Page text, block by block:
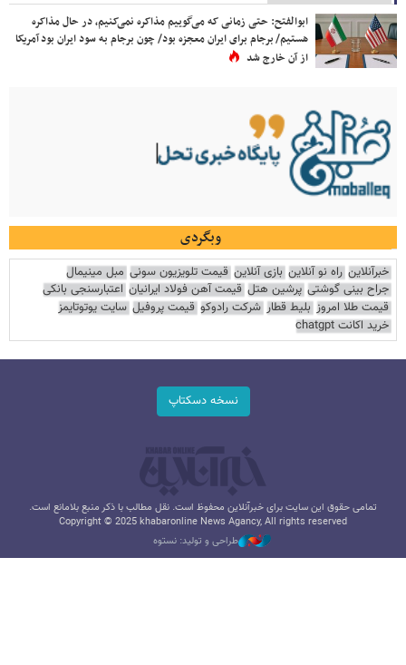
ابوالفتح: حتی زمانی که می‌گوییم مذاکره نمی‌کنیم، در حال مذاکره
هستیم/ برجام برای ایران معجزه بود/ چون برجام به سود ایران بود آمریکا
از آن خارج شد
وبگردی
خبرآنلاین راه نو آنلاین بازی آنلاین قیمت تلویزیون سونی مبل مینیمال
جراح بینی گوشتی پرشین هتل قیمت آهن فولاد ایرانیان اعتبارسنجی بانکی
قیمت طلا امروز بلیط قطار شرکت رادوکو قیمت پروفیل سایت یوتوتایمز
خرید اکانت chatgpt
نسخه دسکتاپ
تمامی حقوق این سایت برای خبرآنلاین محفوظ است. نقل مطالب با ذکر منبع بلامانع است.
Copyright © 2025 khabaronline News Agancy, All rights reserved
طراحی و تولید: نستوه